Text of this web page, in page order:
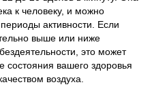
к человеку, и можно
активности. Если
выше или ниже
это может
состояния вашего здоровья
воздуха.